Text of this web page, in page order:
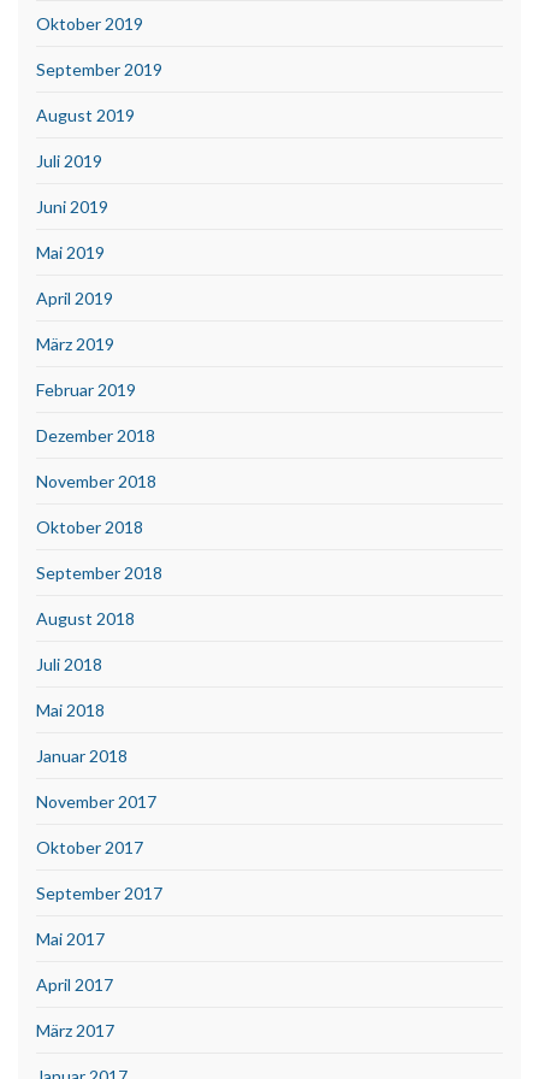
Oktober 2019
September 2019
August 2019
Juli 2019
Juni 2019
Mai 2019
April 2019
März 2019
Februar 2019
Dezember 2018
November 2018
Oktober 2018
September 2018
August 2018
Juli 2018
Mai 2018
Januar 2018
November 2017
Oktober 2017
September 2017
Mai 2017
April 2017
März 2017